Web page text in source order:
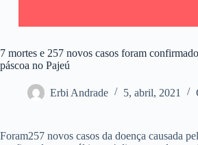
7 mortes e 257 novos casos foram
páscoa no Pajeú
Erbi Andrade 5, abril, 2021
Foram257 novos casos da doença causada